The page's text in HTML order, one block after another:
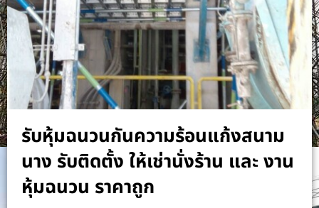
รับหุ้มฉนวนกันความร้อนแก้งสนาม
นาง รับติดตั้ง ให้เช่านั่งร้าน และ งาน
หุ้มฉนวน ราคาถูก